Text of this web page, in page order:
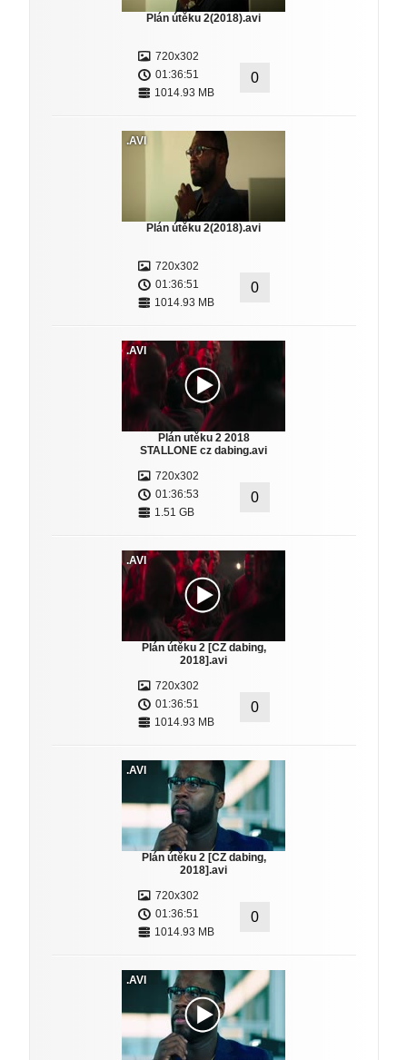
Plán útěku 2(2018).avi
720x302
01:36:51
1014.93 MB
0
.AVI
Plán útěku 2(2018).avi
720x302
01:36:51
1014.93 MB
0
.AVI
Plán utěku 2 2018
STALLONE cz dabing.avi
720x302
01:36:53
1.51 GB
0
.AVI
Plán útěku 2 [CZ dabing,
2018].avi
720x302
01:36:51
1014.93 MB
0
.AVI
Plán útěku 2 [CZ dabing,
2018].avi
720x302
01:36:51
1014.93 MB
0
.AVI